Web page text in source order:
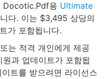
Docotic.Pdf용 Ultimate
다. 이는 $3,495 상당의
가 포함됩니다.
는 적격 개인에게 제공
과 업데이트가 포함됩
트를 받으려면 라이선스